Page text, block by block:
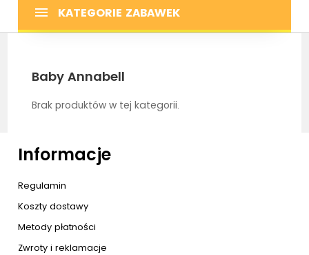
KATEGORIE ZABAWEK
Baby Annabell
Brak produktów w tej kategorii.
Informacje
Regulamin
Koszty dostawy
Metody płatności
Zwroty i reklamacje